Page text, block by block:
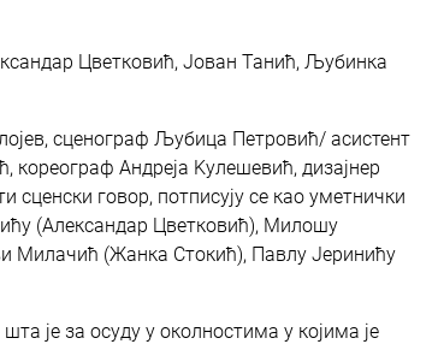
Цветковић, Јован Танић, Љубинка
сценограф Љубица Петровић/ асистент
Андреја Kулешевић, дизајнер
говор, потписују се као уметнички
(Александар Цветковић), Милошу
Милачић (Жанка Стокић), Павлу Јеринићу
је за осуду у околностима у којима је